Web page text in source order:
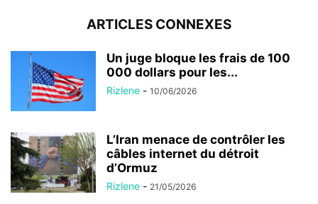
ARTICLES CONNEXES
Un juge bloque les frais de 100
000 dollars pour les...
Rizlene - 10/06/2026
L’Iran menace de contrôler les
câbles internet du détroit
d’Ormuz
Rizlene - 21/05/2026